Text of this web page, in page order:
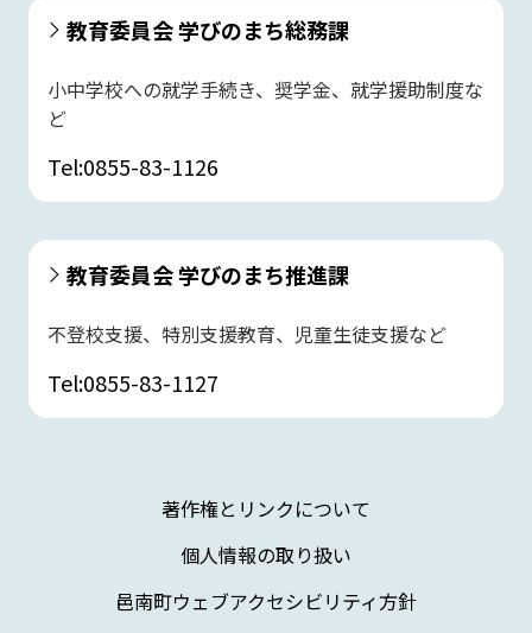
教育委員会 学びのまち総務課
小中学校への就学手続き、奨学金、就学援助制度な
ど
Tel:0855-83-1126
教育委員会 学びのまち推進課
不登校支援、特別支援教育、児童生徒支援など
Tel:0855-83-1127
著作権とリンクについて
個人情報の取り扱い
邑南町ウェブアクセシビリティ方針